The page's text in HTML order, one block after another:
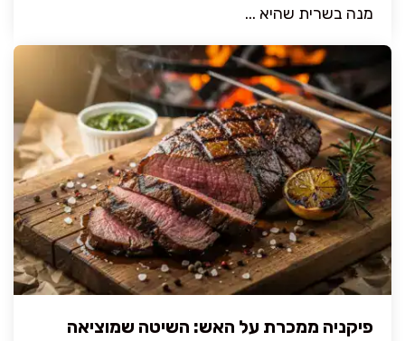
מנה בשרית שהיא ...
פיקניה ממכרת על האש: השיטה שמוציאה